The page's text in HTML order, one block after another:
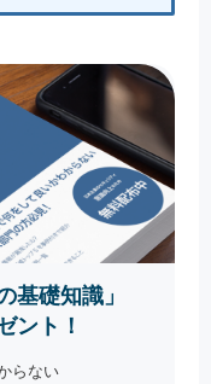
基礎知識」
ント！
らない